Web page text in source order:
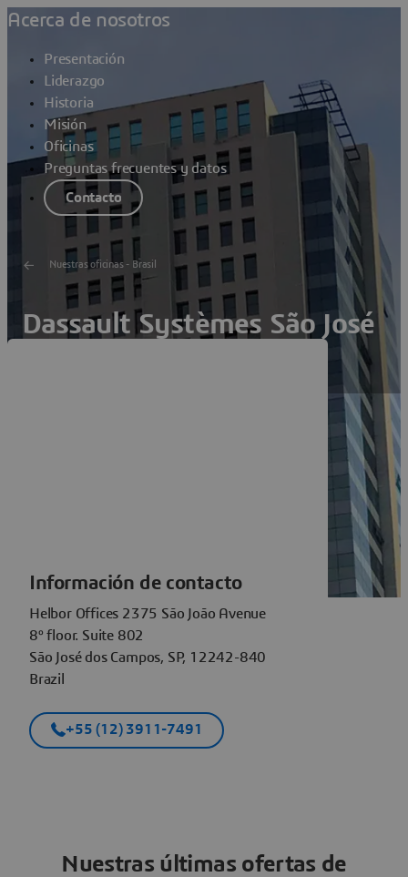
Acerca de nosotros
Presentación
Liderazgo
Historia
Misión
Oficinas
Preguntas frecuentes y datos
Contacto
Nuestras oficinas - Brasil
Dassault Systèmes São José
Información de contacto
Helbor Offices 2375 São João Avenue
8º floor. Suite 802
São José dos Campos, SP, 12242-840
Brazil
+55 (12) 3911-7491
Nuestras últimas ofertas de